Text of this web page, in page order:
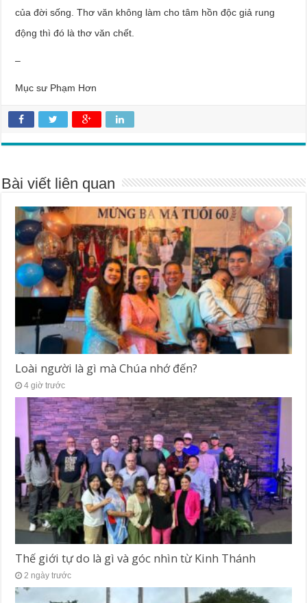
của đời sống. Thơ văn không làm cho tâm hồn độc giả rung
động thì đó là thơ văn chết.
–
Mục sư Phạm Hơn
Bài viết liên quan
Loài người là gì mà Chúa nhớ đến?
4 giờ trước
Thế giới tự do là gì và góc nhìn từ Kinh Thánh
2 ngày trước